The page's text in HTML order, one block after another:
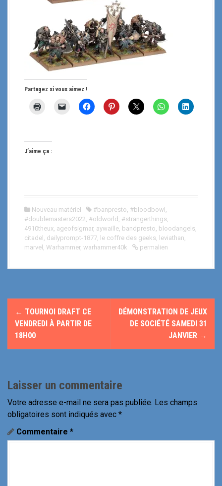
Partagez si vous aimez !
J’aime ça :
Nouveau matériel #banpresto #bloodbowl
#doublemasters2022 #oldworld #strangerthings
4910theux ageofsigmar, aywaille bandpresto bloodangels
citadel dailyprompt-1877 le coffre des geeks leviathan
marvel Warhammer, warhammer40k permalien
N
a
v
g
a
t
i
← TOURNOI DRAFT CE
VENDREDI À PARTIR DE
18H00
DÉMONSTRATION DE JEUX
DE SOCIÉTÉ SAMEDI 31
JANVIER →
Laisser un commentaire
Votre adresse e-mail ne sera pas publiée. Les champs
obligatoires sont indiqués avec *
Commentaire *